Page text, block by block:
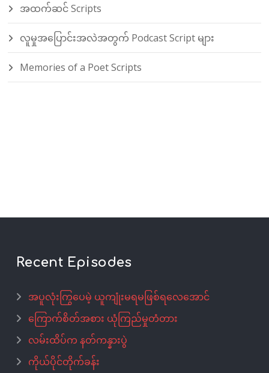
အထက်ဆင် Scripts
လူမှုအပြောင်းအလဲအတွက် Podcast Script များ
Memories of a Poet Scripts
Recent Episodes
အပူလုံးကြွပေမဲ့ ယူကျုံးမရမဖြစ်ရလေအောင်
ကြောက်စိတ်အစား ယုံကြည်မှုတံတား
လမ်းထိပ်က နတ်ကန္နားပွဲ
ကိုယ်ပိုင်တိုက်ခန်း